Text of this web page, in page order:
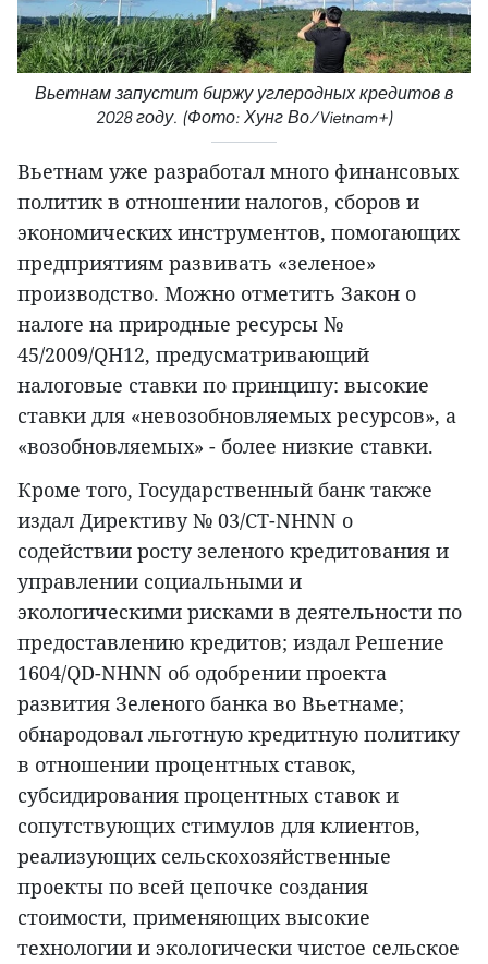
Вьетнам запустит биржу углеродных кредитов в
2028 году. (Фото: Хунг Во/Vietnam+)
Вьетнам уже разработал много финансовых
политик в отношении налогов, сборов и
экономических инструментов, помогающих
предприятиям развивать «зеленое»
производство. Можно отметить Закон о
налоге на природные ресурсы №
45/2009/QH12, предусматривающий
налоговые ставки по принципу: высокие
ставки для «невозобновляемых ресурсов», а
«возобновляемых» - более низкие ставки.
Кроме того, Государственный банк также
издал Директиву № 03/CT-NHNN о
содействии росту зеленого кредитования и
управлении социальными и
экологическими рисками в деятельности по
предоставлению кредитов; издал Решение
1604/QD-NHNN об одобрении проекта
развития Зеленого банка во Вьетнаме;
обнародовал льготную кредитную политику
в отношении процентных ставок,
субсидирования процентных ставок и
сопутствующих стимулов для клиентов,
реализующих сельскохозяйственные
проекты по всей цепочке создания
стоимости, применяющих высокие
технологии и экологически чистое сельское